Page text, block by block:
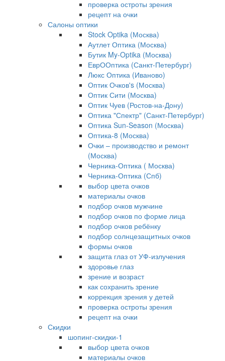
проверка остроты зрения
рецепт на очки
Салоны оптики
Stock Optika (Москва)
Аутлет Оптика (Москва)
Бутик My-Optika (Москва)
ЕврООптика (Санкт-Петербург)
Люкс Оптика (Иваново)
Оптик Очков's (Москва)
Оптик Сити (Москва)
Оптик Чуев (Ростов-на-Дону)
Оптика "Спектр" (Санкт-Петербург)
Оптика Sun-Season (Москва)
Оптика-8 (Москва)
Очки – производство и ремонт
(Москва)
Черника-Оптика ( Москва)
Черника-Оптика (Спб)
выбор цвета очков
материалы очков
подбор очков мужчине
подбор очков по форме лица
подбор очков ребёнку
подбор солнцезащитных очков
формы очков
защита глаз от УФ-излучения
здоровье глаз
зрение и возраст
как сохранить зрение
коррекция зрения у детей
проверка остроты зрения
рецепт на очки
Скидки
шопинг-скидки-1
выбор цвета очков
материалы очков